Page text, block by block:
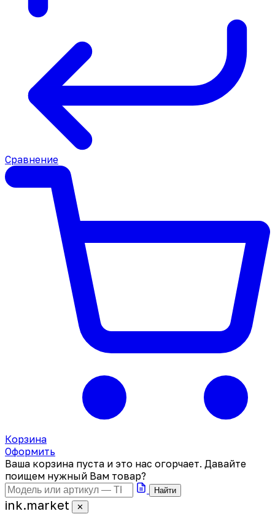
Сравнение
Корзина
Оформить
Ваша корзина пуста и это нас огорчает. Давайте
поищем нужный Вам товар?
Найти
ink.market ✕